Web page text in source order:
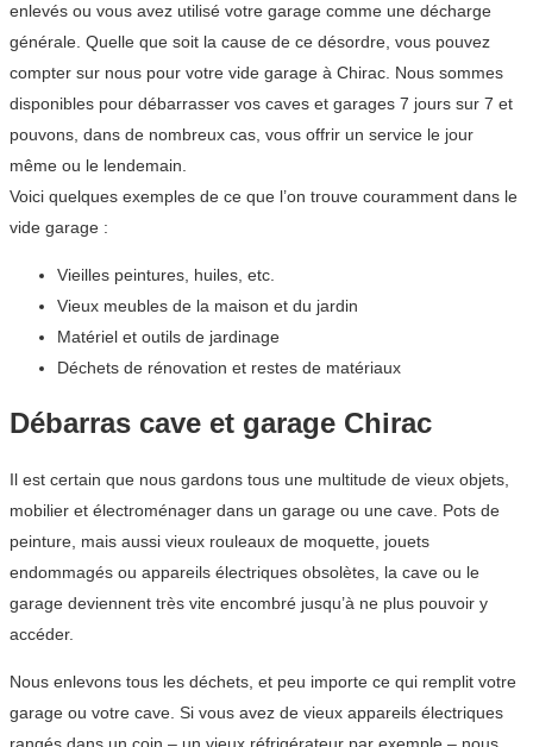
enlevés ou vous avez utilisé votre garage comme une décharge
générale. Quelle que soit la cause de ce désordre, vous pouvez
compter sur nous pour votre vide garage à Chirac. Nous sommes
disponibles pour débarrasser vos caves et garages 7 jours sur 7 et
pouvons, dans de nombreux cas, vous offrir un service le jour
même ou le lendemain.
Voici quelques exemples de ce que l’on trouve couramment dans le
vide garage :
Vieilles peintures, huiles, etc.
Vieux meubles de la maison et du jardin
Matériel et outils de jardinage
Déchets de rénovation et restes de matériaux
Débarras cave et garage Chirac
Il est certain que nous gardons tous une multitude de vieux objets,
mobilier et électroménager dans un garage ou une cave. Pots de
peinture, mais aussi vieux rouleaux de moquette, jouets
endommagés ou appareils électriques obsolètes, la cave ou le
garage deviennent très vite encombré jusqu’à ne plus pouvoir y
accéder.
Nous enlevons tous les déchets, et peu importe ce qui remplit votre
garage ou votre cave. Si vous avez de vieux appareils électriques